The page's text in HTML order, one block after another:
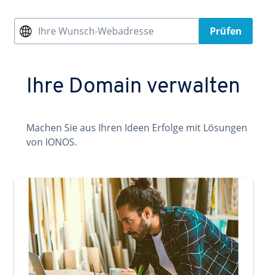
Ihre Wunsch-Webadresse Prüfen
Ihre Domain verwalten
Machen Sie aus Ihren Ideen Erfolge mit Lösungen
von IONOS.